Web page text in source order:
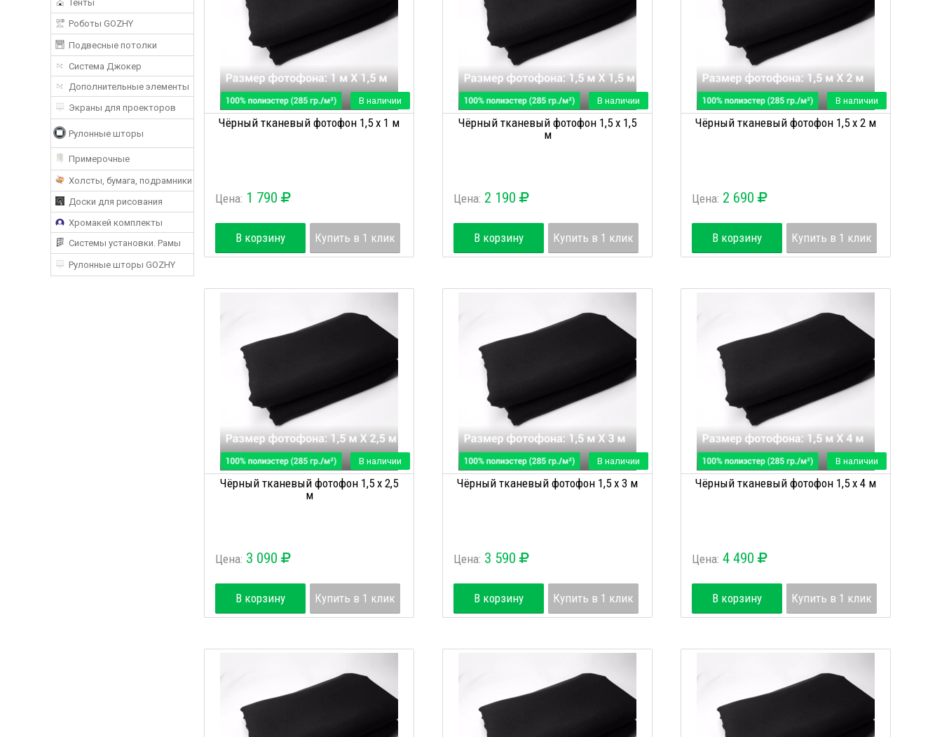
Тенты
Роботы GOZHY
Подвесные потолки
Система Джокер
Дополнительные элементы
Экраны для проекторов
Рулонные шторы
Примерочные
Холсты, бумага, подрамники
Доски для рисования
Хромакей комплекты
Системы установки. Рамы
Рулонные шторы GOZHY
В наличии
Чёрный тканевый фотофон 1,5 х 1 м
Цена: 1 790
В корзину Купить в 1 клик
В наличии
Чёрный тканевый фотофон 1,5 х 1,5
м
Цена: 2 190
В корзину Купить в 1 клик
В наличии
Чёрный тканевый фотофон 1,5 х 2 м
Цена: 2 690
В корзину Купить в 1 клик
В наличии
Чёрный тканевый фотофон 1,5 х 2,5
м
Цена: 3 090
В корзину Купить в 1 клик
В наличии
Чёрный тканевый фотофон 1,5 х 3 м
Цена: 3 590
В корзину Купить в 1 клик
В наличии
Чёрный тканевый фотофон 1,5 х 4 м
Цена: 4 490
В корзину Купить в 1 клик